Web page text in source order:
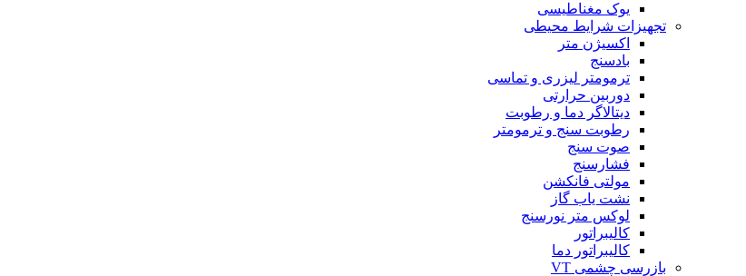
یوک مغناطیسی
تجهیزات شرایط محیطی
اکسیژن متر
بادسنج
ترمومتر لیزری و تماسی
دوربین حرارتی
دیتالاگر دما و رطوبت
رطوبت سنج و ترمومتر
صوت سنج
فشارسنج
مولتی فانکشن
نشت یاب گاز
لوکس متر نورسنج
کالیبراتور
کالیبراتور دما
بازرسی چشمی VT